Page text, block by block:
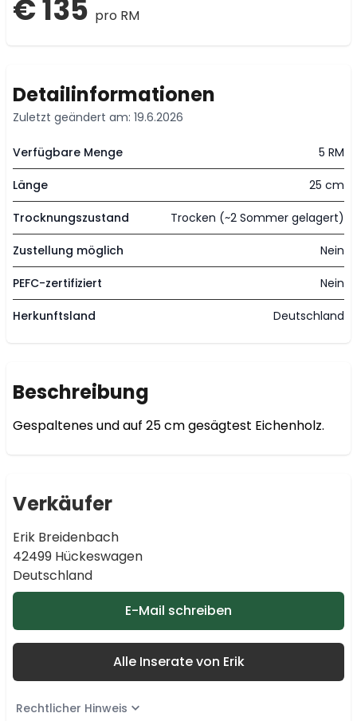
€ 135 pro RM
Detailinformationen
Zuletzt geändert am: 19.6.2026
Verfügbare Menge 5 RM
Länge 25 cm
Trocknungszustand Trocken (~2 Sommer gelagert)
Zustellung möglich Nein
PEFC-zertifiziert Nein
Herkunftsland Deutschland
Beschreibung
Gespaltenes und auf 25 cm gesägtest Eichenholz.
Verkäufer
Erik Breidenbach
42499 Hückeswagen
Deutschland
E-Mail schreiben
Alle Inserate von Erik
Rechtlicher Hinweis